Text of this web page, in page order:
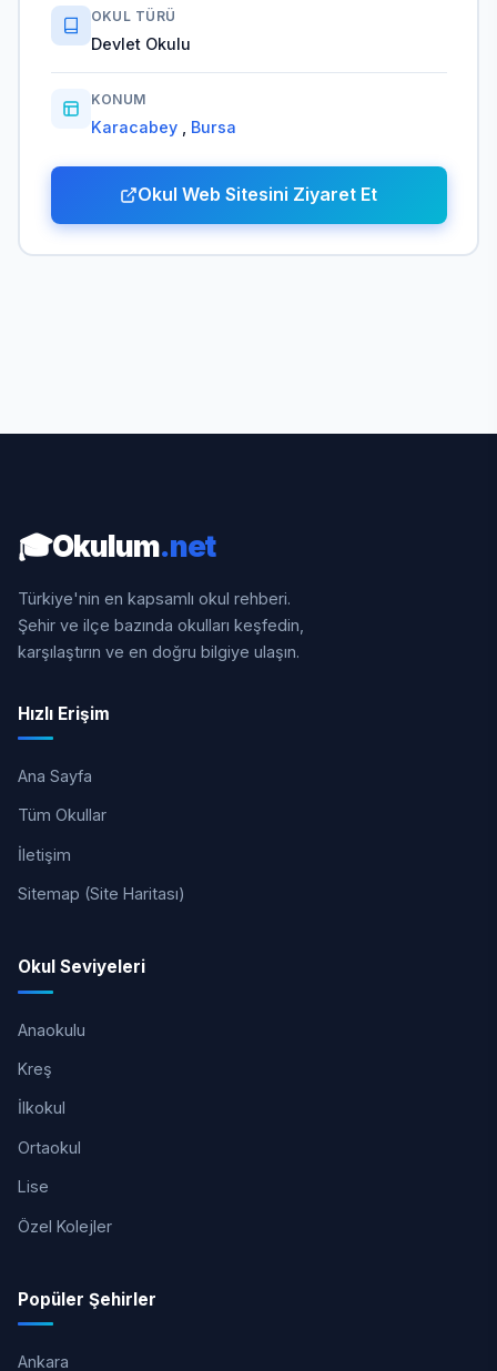
OKUL TÜRÜ
Devlet Okulu
KONUM
Karacabey Bursa
Okul Web Sitesini Ziyaret Et
🎓Okulum.net
Türkiye'nin en kapsamlı okul rehberi.
Şehir ve ilçe bazında okulları keşfedin,
karşılaştırın ve en doğru bilgiye ulaşın.
Hızlı Erişim
Ana Sayfa
Tüm Okullar
İletişim
Sitemap (Site Haritası)
Okul Seviyeleri
Anaokulu
Kreş
İlkokul
Ortaokul
Lise
Özel Kolejler
Popüler Şehirler
Ankara